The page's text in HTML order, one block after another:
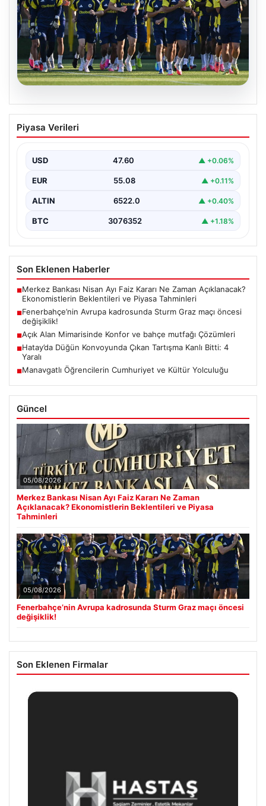
05.08.2026
Fenerbahçe’nin Avrupa kadrosunda
Sturm Graz maçı öncesi değişiklik!
Piyasa Verileri
USD 47.60 ▲ +0.06%
EUR 55.08 ▲ +0.11%
ALTIN 6522.0 ▲ +0.40%
BTC 3076352 ▲ +1.18%
Son Eklenen Haberler
■Merkez Bankası Nisan Ayı Faiz Kararı Ne Zaman Açıklanacak?
Ekonomistlerin Beklentileri ve Piyasa Tahminleri
■Fenerbahçe’nin Avrupa kadrosunda Sturm Graz maçı öncesi
değişiklik!
■Açık Alan Mimarisinde Konfor ve bahçe mutfağı Çözümleri
■Hatay’da Düğün Konvoyunda Çıkan Tartışma Kanlı Bitti: 4
Yaralı
■Manavgatlı Öğrencilerin Cumhuriyet ve Kültür Yolculuğu
Güncel
05/08/2026
Merkez Bankası Nisan Ayı Faiz Kararı Ne Zaman
Açıklanacak? Ekonomistlerin Beklentileri ve Piyasa
Tahminleri
05/08/2026
Fenerbahçe’nin Avrupa kadrosunda Sturm Graz maçı öncesi
değişiklik!
Son Eklenen Firmalar